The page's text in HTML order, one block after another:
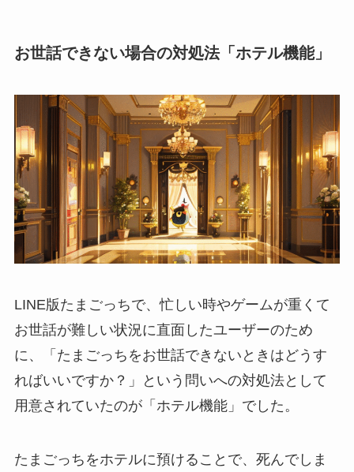
お世話できない場合の対処法「ホテル機能」
LINE版たまごっちで、忙しい時やゲームが重くて
お世話が難しい状況に直面したユーザーのため
に、「たまごっちをお世話できないときはどうす
ればいいですか？」という問いへの対処法として
用意されていたのが「ホテル機能」でした。
たまごっちをホテルに預けることで、死んでしま